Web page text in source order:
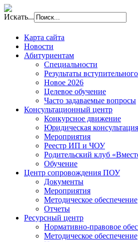
Искать...
Карта сайта
Новости
Абитуриентам
Специальности
Результаты
Новое 2026
Целевое обучение
Часто задаваемые вопросы
Консультационный центр
Конкурсное движение
Юридическая консультация
Мероприятия
Реестр ИП и ЧОУ
Родительский клуб
Обучение
Центр сопровождения ПОУ
Документы
Мероприятия
Методическое обеспечение
Отчеты
Ресурсный центр
Нормативно-правовое
Методическое обеспечение